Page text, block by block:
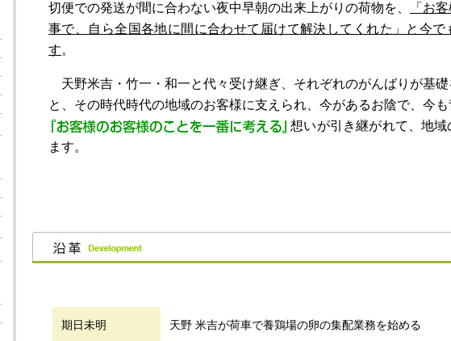
切便での発送が間に合わない夜中早朝の出来上がりの荷物を、
「お
事で、自ら全国各地に間に合わせて届けて解決してくれた」と今で
す。
天野米吉・竹一・和一と代々受け継ぎ、それぞれのがんばりが基
と、その時代時代の地域のお客様に支えられ、今があるお陰で、今も
想いが引き継がれて、地
ます。
期日未明 天野 米吉が荷車で養鶏場の卵の集配業務を始める